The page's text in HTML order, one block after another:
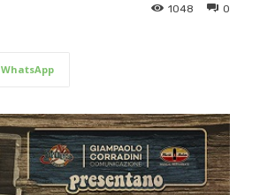
0
1048
WhatsApp